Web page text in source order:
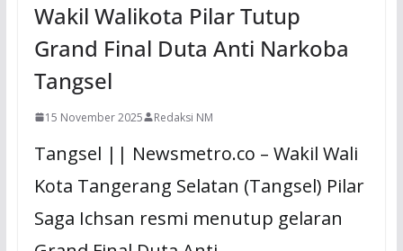
Wakil Walikota Pilar Tutup
Grand Final Duta Anti Narkoba
Tangsel
15 November 2025 Redaksi NM
Tangsel || Newsmetro.co – Wakil Wali
Kota Tangerang Selatan (Tangsel) Pilar
Saga Ichsan resmi menutup gelaran